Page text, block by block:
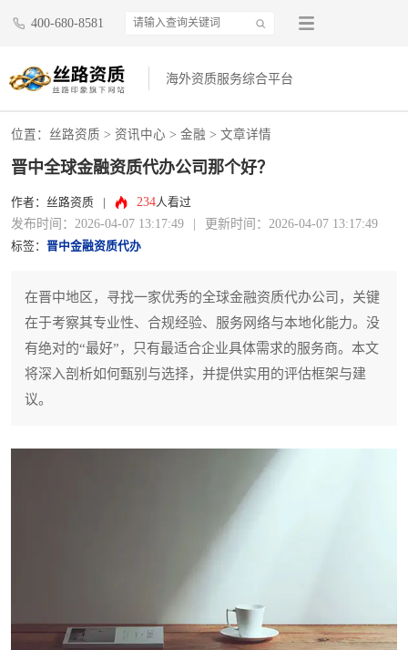
400-680-8581
海外资质服务综合平台
位置： 丝路资质 > 资讯中心 > 金融 > 文章详情
晋中全球金融资质代办公司那个好？
作者：丝路资质 234人看过
发布时间：2026-04-07 13:17:49 更新时间：2026-04-07 13:17:49
标签： 晋中金融资质代办
在晋中地区，寻找一家优秀的全球金融资质代办公司，关键
在于考察其专业性、合规经验、服务网络与本地化能力。没
有绝对的“最好”，只有最适合企业具体需求的服务商。本文
将深入剖析如何甄别与选择，并提供实用的评估框架与建
议。